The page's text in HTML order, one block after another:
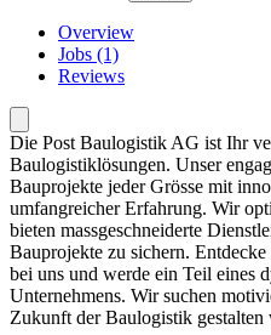
Overview
Jobs (1)
Reviews
Die Post Baulogistik AG ist Ihr
Baulogistiklösungen. Unser
Bauprojekte jeder Grösse mit
umfangreicher Erfahrung. Wir
bieten massgeschneiderte
Bauprojekte zu sichern.
bei uns und werde ein Teil eines
Unternehmens. Wir suchen
Zukunft der Baulogistik gestalten